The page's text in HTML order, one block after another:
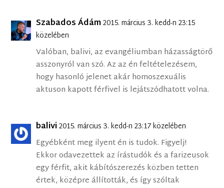
Szabados Ádám2015. március 3. kedd-n 23:15
közelében
Valóban, balivi, az evangéliumban házasságtörő
asszonyról van szó. Az az én feltételezésem,
hogy hasonló jelenet akár homoszexuális
aktuson kapott férfivel is lejátszódhatott volna.
balivi2015. március 3. kedd-n 23:17 közelében
Egyébként meg ilyent én is tudok. Figyelj!
Ekkor odavezettek az írástudók és a farizeusok
egy férfit, akit kábítószerezés közben tetten
értek, középre állították, és így szóltak